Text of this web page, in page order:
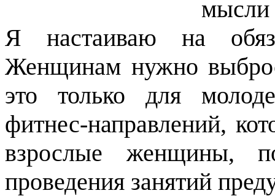
мысли
Я настаиваю на
Женщинам нужно
это только для
фитнес-направлений,
взрослые женщины,
проведения занятий